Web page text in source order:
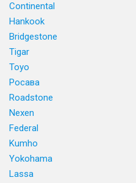
Continental
Hankook
Bridgestone
Tigar
Toyo
Росава
Roadstone
Nexen
Federal
Kumho
Yokohama
Lassa